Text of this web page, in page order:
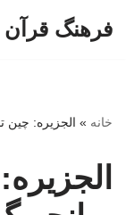
فرهنگ
خانه » الجزیره: چین